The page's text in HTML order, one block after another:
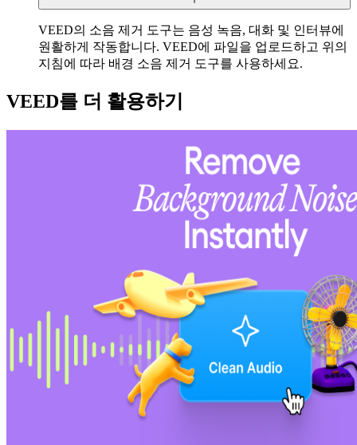
VEED의 소음 제거 도구는 음성 녹음, 대화 및 인터뷰에
원활하게 작동합니다. VEED에 파일을 업로드하고 위의
지침에 따라 배경 소음 제거 도구를 사용하세요.
VEED를 더 활용하기